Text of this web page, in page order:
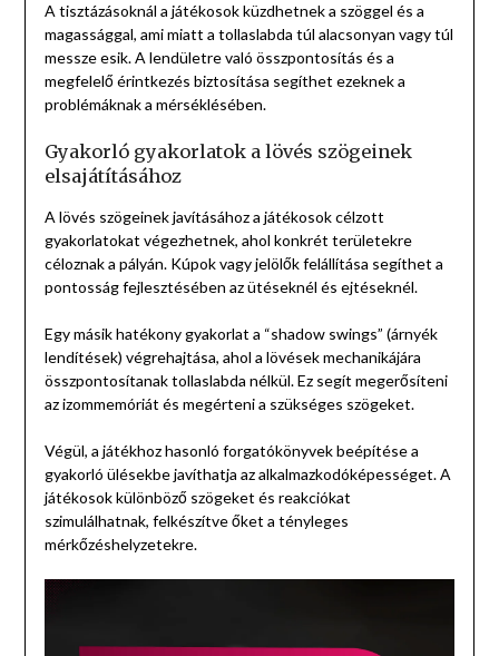
A tisztázásoknál a játékosok küzdhetnek a szöggel és a
magassággal, ami miatt a tollaslabda túl alacsonyan vagy túl
messze esik. A lendületre való összpontosítás és a
megfelelő érintkezés biztosítása segíthet ezeknek a
problémáknak a mérséklésében.
Gyakorló gyakorlatok a lövés szögeinek
elsajátításához
A lövés szögeinek javításához a játékosok célzott
gyakorlatokat végezhetnek, ahol konkrét területekre
céloznak a pályán. Kúpok vagy jelölők felállítása segíthet a
pontosság fejlesztésében az ütéseknél és ejtéseknél.
Egy másik hatékony gyakorlat a “shadow swings” (árnyék
lendítések) végrehajtása, ahol a lövések mechanikájára
összpontosítanak tollaslabda nélkül. Ez segít megerősíteni
az izommemóriát és megérteni a szükséges szögeket.
Végül, a játékhoz hasonló forgatókönyvek beépítése a
gyakorló ülésekbe javíthatja az alkalmazkodóképességet. A
játékosok különböző szögeket és reakciókat
szimulálhatnak, felkészítve őket a tényleges
mérkőzéshelyzetekre.